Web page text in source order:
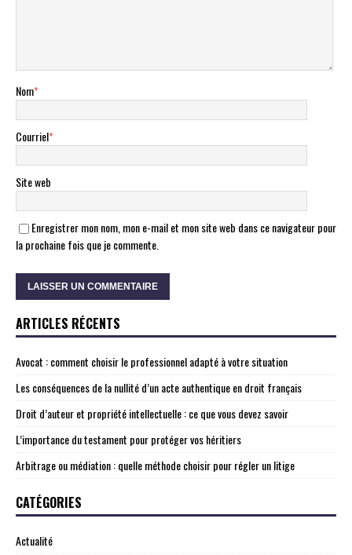
Nom*
Courriel*
Site web
Enregistrer mon nom, mon e-mail et mon site web dans ce navigateur pour
la prochaine fois que je commente.
ARTICLES RÉCENTS
Avocat : comment choisir le professionnel adapté à votre situation
Les conséquences de la nullité d’un acte authentique en droit français
Droit d’auteur et propriété intellectuelle : ce que vous devez savoir
L’importance du testament pour protéger vos héritiers
Arbitrage ou médiation : quelle méthode choisir pour régler un litige
CATÉGORIES
Actualité